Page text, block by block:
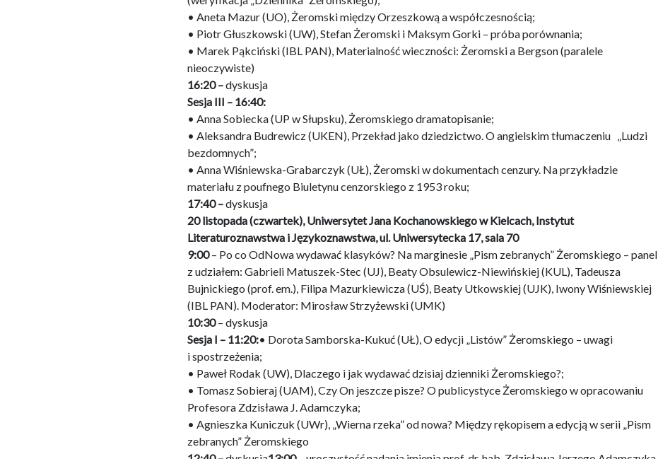
• Aneta Mazur (UO), Żeromski między Orzeszkową a współczesnością;
• Piotr Głuszkowski (UW), Stefan Żeromski i Maksym Gorki – próba porównania;
• Marek Pąkciński (IBL PAN), Materialność wieczności: Żeromski a Bergson (paralele
nieoczywiste)
16:20 –dyskusja
Sesja III – 16:40:
• Anna Sobiecka (UP w Słupsku), Żeromskiego dramatopisanie;
• Aleksandra Budrewicz (UKEN), Przekład jako dziedzictwo. O angielskim tłumaczeniu „Ludzi
bezdomnych”;
• Anna Wiśniewska-Grabarczyk (UŁ), Żeromski w dokumentach cenzury. Na przykładzie
materiału z poufnego Biuletynu cenzorskiego z 1953 roku;
17:40 –dyskusja
20 listopada (czwartek), Uniwersytet Jana Kochanowskiego w Kielcach, Instytut
Literaturoznawstwa i Językoznawstwa, ul. Uniwersytecka 17, sala 70
9:00– Po co OdNowa wydawać klasyków? Na marginesie „Pism zebranych” Żeromskiego – panel
z udziałem: Gabrieli Matuszek-Stec (UJ), Beaty Obsulewicz-Niewińskiej (KUL), Tadeusza
Bujnickiego (prof. em.), Filipa Mazurkiewicza (UŚ), Beaty Utkowskiej (UJK), Iwony Wiśniewskiej
(IBL PAN). Moderator: Mirosław Strzyżewski (UMK)
10:30– dyskusja
Sesja I – 11:20:• Dorota Samborska-Kukuć (UŁ), O edycji „Listów” Żeromskiego – uwagi
i spostrzeżenia;
• Paweł Rodak (UW), Dlaczego i jak wydawać dzisiaj dzienniki Żeromskiego?;
• Tomasz Sobieraj (UAM), Czy On jeszcze pisze? O publicystyce Żeromskiego w opracowaniu
Profesora Zdzisława J. Adamczyka;
• Agnieszka Kuniczuk (UWr), „Wierna rzeka” od nowa? Między rękopisem a edycją w serii „Pism
zebranych” Żeromskiego